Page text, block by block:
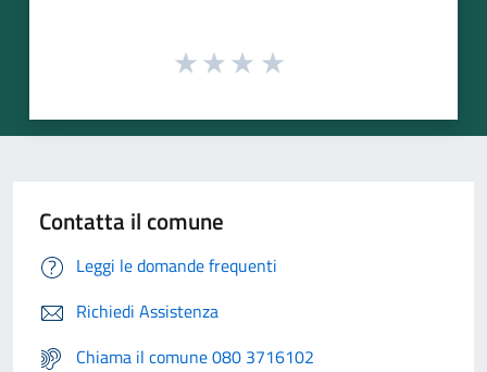
Contatta il comune
Leggi le domande frequenti
Richiedi Assistenza
Chiama il comune 080 3716102